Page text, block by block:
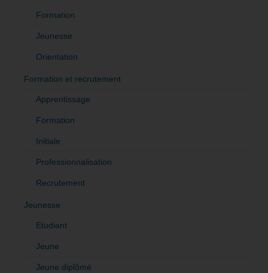
Formation
Jeunesse
Orientation
Formation et recrutement
Apprentissage
Formation
Initiale
Professionnalisation
Recrutement
Jeunesse
Etudiant
Jeune
Jeune diplômé